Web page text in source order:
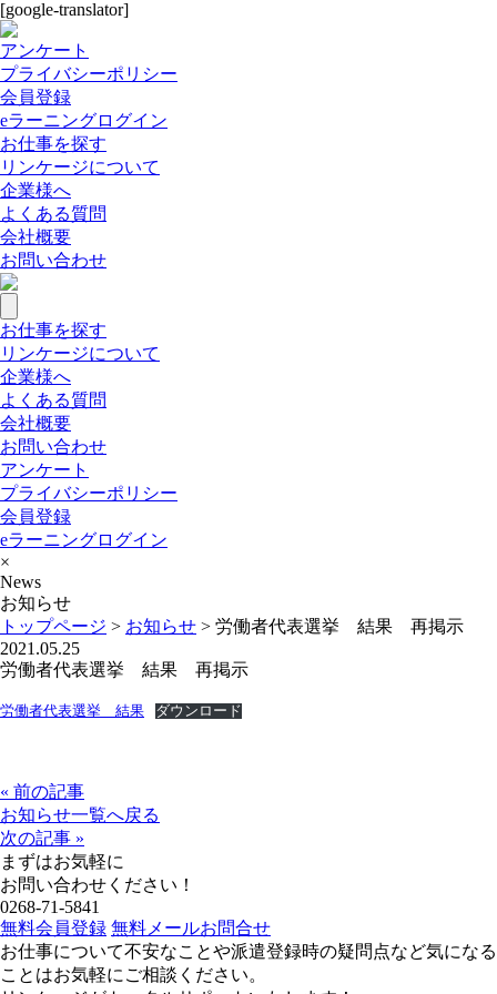
[google-translator]
アンケート
プライバシーポリシー
会員登録
eラーニングログイン
お仕事を探す
リンケージについて
企業様へ
よくある質問
会社概要
お問い合わせ
お仕事を探す
リンケージについて
企業様へ
よくある質問
会社概要
お問い合わせ
アンケート
プライバシーポリシー
会員登録
eラーニングログイン
×
News
お知らせ
トップページ > お知らせ > 労働者代表選挙 結果 再掲示
2021.05.25
労働者代表選挙 結果 再掲示
労働者代表選挙 結果 ダウンロード
« 前の記事
お知らせ一覧へ戻る
次の記事 »
まずはお気軽に
お問い合わせください！
0268-71-5841
無料会員登録 無料メールお問合せ
お仕事について不安なことや派遣登録時の疑問点など気になる
ことはお気軽にご相談ください。